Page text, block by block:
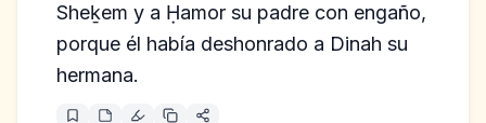
Sheḵem y a Ḥamor su padre con engaño,
porque él había deshonrado a Dinah su
hermana.